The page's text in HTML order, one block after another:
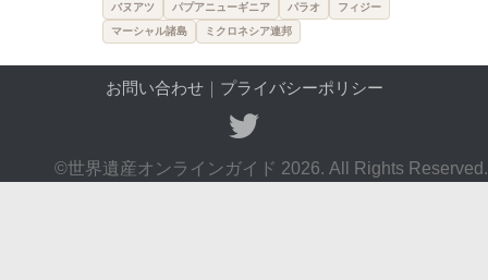
バヌアツ
パプアニューギニア パラオ
フィジー
マーシャル諸島
ミクロネシア連邦
お問い合わせ｜ プライバシーポリシー
©世界遺産オンラインガイド 2026. All Rights Reserved.